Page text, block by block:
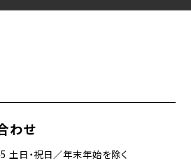
わせ
土日・祝日／年末年始を除く